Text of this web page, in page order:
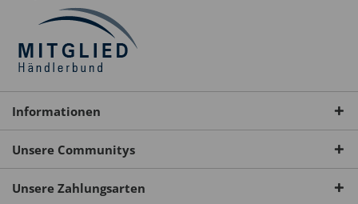
Informationen
Unsere Communitys
Unsere Zahlungsarten